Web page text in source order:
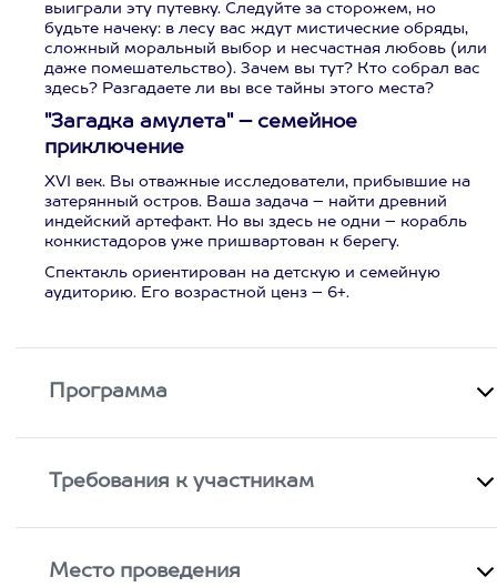
выиграли эту путевку. Следуйте за сторожем, но
будьте начеку: в лесу вас ждут мистические обряды,
сложный моральный выбор и несчастная любовь (или
даже помешательство). Зачем вы тут? Кто собрал вас
здесь? Разгадаете ли вы все тайны этого места?
"Загадка амулета" – семейное
приключение
XVI век. Вы отважные исследователи, прибывшие на
затерянный остров. Ваша задача – найти древний
индейский артефакт. Но вы здесь не одни – корабль
конкистадоров уже пришвартован к берегу.
Спектакль ориентирован на детскую и семейную
аудиторию. Его возрастной ценз – 6+.
Программа
Требования к участникам
Место проведения